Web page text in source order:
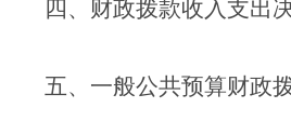
四、财政拨款收入支出
五、一般公共预算财政